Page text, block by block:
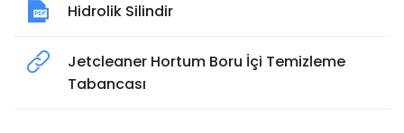
Hidrolik Silindir
Jetcleaner Hortum Boru İçi Temizleme
Tabancası